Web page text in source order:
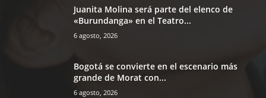
Juanita Molina será parte del elenco de
«Burundanga» en el Teatro...
6 agosto, 2026
Bogotá se convierte en el escenario más
grande de Morat con...
6 agosto, 2026